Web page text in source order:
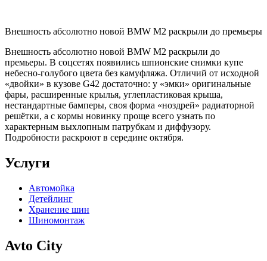
Внешность абсолютно новой BMW M2 раскрыли до премьеры
Внешность абсолютно новой BMW M2 раскрыли до
премьеры. В соцсетях появились шпионские снимки купе
небесно-голубого цвета без камуфляжа. Отличий от исходной
«двойки» в кузове G42 достаточно: у «эмки» оригинальные
фары, расширенные крылья, углепластиковая крыша,
нестандартные бамперы, своя форма «ноздрей» радиаторной
решётки, а с кормы новинку проще всего узнать по
характерным выхлопным патрубкам и диффузору.
Подробности раскроют в середине октября.
Услуги
Автомойка
Детейлинг
Хранение шин
Шиномонтаж
Avto City